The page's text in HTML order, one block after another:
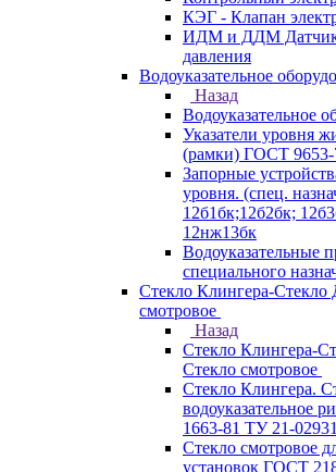
КЭГ - Клапан
ИДМ и ДДМ
давления
Водоуказательное
Назад
Водоуказательное
Указатели уровня
(рамки) ГОСТ 9653-
Запорные
уровня. (спец.
12б1бк;12б2бк;
12нж13бк
Водоуказательные
специального
Стекло Клингера-Стекло
смотровое
Назад
Стекло Клингера-
Стекло смотровое
Стекло Клингера.
водоуказательное
1663-81 ТУ 21-
Стекло смотровое
установок ГОСТ